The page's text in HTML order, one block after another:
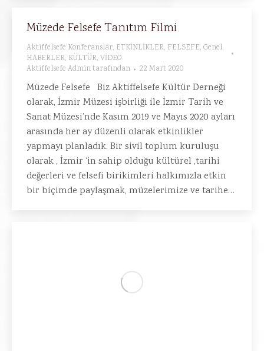
Müzede Felsefe Tanıtım Filmi
Aktiffelsefe Konferanslar, ETKİNLİKLER, FELSEFE, Genel,
HABERLER, KÜLTÜR, VİDEO
Aktiffelsefe Admintarafından 22 Mart 2020
Müzede Felsefe Biz Aktiffelsefe Kültür Derneği
olarak, İzmir Müzesi işbirliği ile İzmir Tarih ve
Sanat Müzesi’nde Kasım 2019 ve Mayıs 2020 ayları
arasında her ay düzenli olarak etkinlikler
yapmayı planladık. Bir sivil toplum kuruluşu
olarak , İzmir ‘in sahip olduğu kültürel ,tarihi
değerleri ve felsefi birikimleri halkımızla etkin
bir biçimde paylaşmak, müzelerimize ve tarihe…